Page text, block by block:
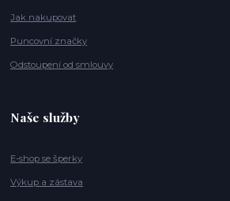
Jak nakupovat
Puncovní značky
Odstoupení od smlouvy
Naše služby
E-shop se šperky
Výkup a zástava